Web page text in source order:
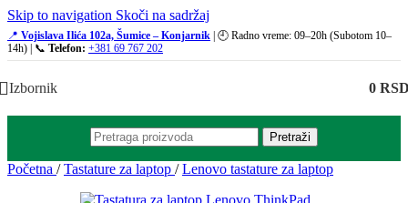
Skip to navigation Skoči na sadržaj
📍 Vojislava Ilića 102a, Šumice – Konjarnik | 🕘 Radno vreme: 09–20h (Subotom 10–
14h) | 📞 Telefon: +381 69 767 202
Izbornik 0
Pretraži
Početna / Tastature za laptop / Lenovo tastature za laptop